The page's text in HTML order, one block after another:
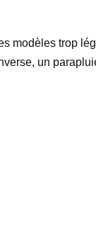
modèles trop
un